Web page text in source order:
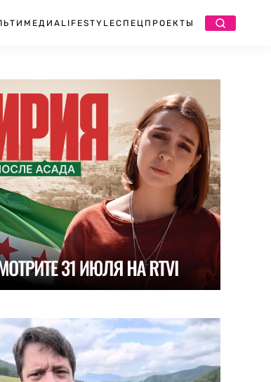
LIFESTYLEСПЕЦПРОЕКТЫ